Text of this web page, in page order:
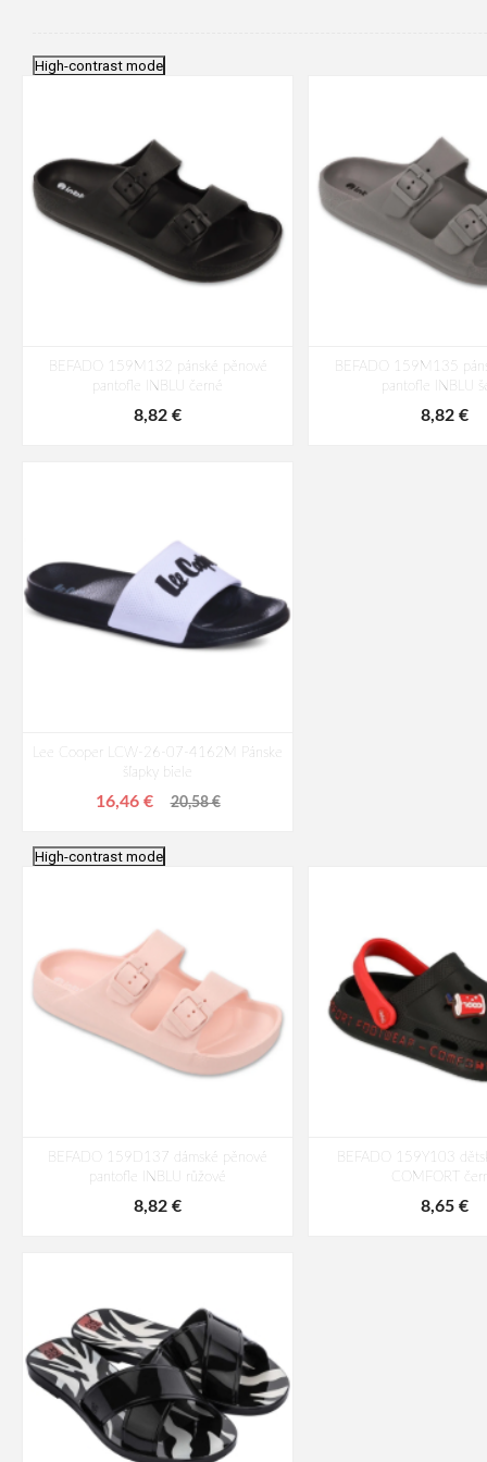
High-contrast mode
BEFADO 159M132 pánské pěnové
pantofle INBLU černé
8,82 €
BEFADO 159M135
pantofle INBLU
8,82 €
Lee Cooper LCW-26-07-4162M Pánske
šľapky biele
16,46 € 20,58 €
High-contrast mode
BEFADO 159D137 dámské pěnové
pantofle INBLU růžové
8,82 €
BEFADO 159Y103
COMFORT
8,65 €